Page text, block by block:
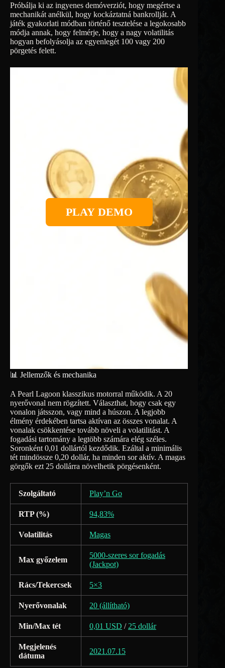
Próbálja ki az ingyenes demóverziót, hogy megértse a
mechanikát anélkül, hogy kockáztatná bankrollját. A
játék gyakorlati módban történő tesztelése a legokosabb
módja annak, hogy felmérje, hogy a nagy volatilitás
hogyan befolyásolja az egyenlegét 100 vagy 200
pörgetés felett.
PLAY DEMO
📊 Jellemzők és mechanika
A Pearl Lagoon klasszikus motorral működik. A 20
nyerővonal nem rögzített. Választhat, hogy csak egy
vonalon játsszon, vagy mind a húszon. A legjobb
élmény érdekében tartsa aktívan az összes vonalat. A
vonalak csökkentése tovább növeli a volatilitást. A
fogadási tartomány a legtöbb számára elég széles.
Soronként 0,01 dollártól kezdődik. Ezáltal a minimális
tét mindössze 0,20 dollár, ha minden sor aktív. A magas
görgők ezt 25 dollárra növelhetik pörgésenként.
Szolgáltató Play’n Go
RTP (%) 94,83%
Volatilitás Magas
Max győzelem
5000-szeres sor fogadás
(Jackpot)
Rács/Tekercsek 5×3
Nyerővonalak 20 (állítható)
Min/Max tét 0,01 USD / 25 dollár
Megjelenés
dátuma
2021.07.15